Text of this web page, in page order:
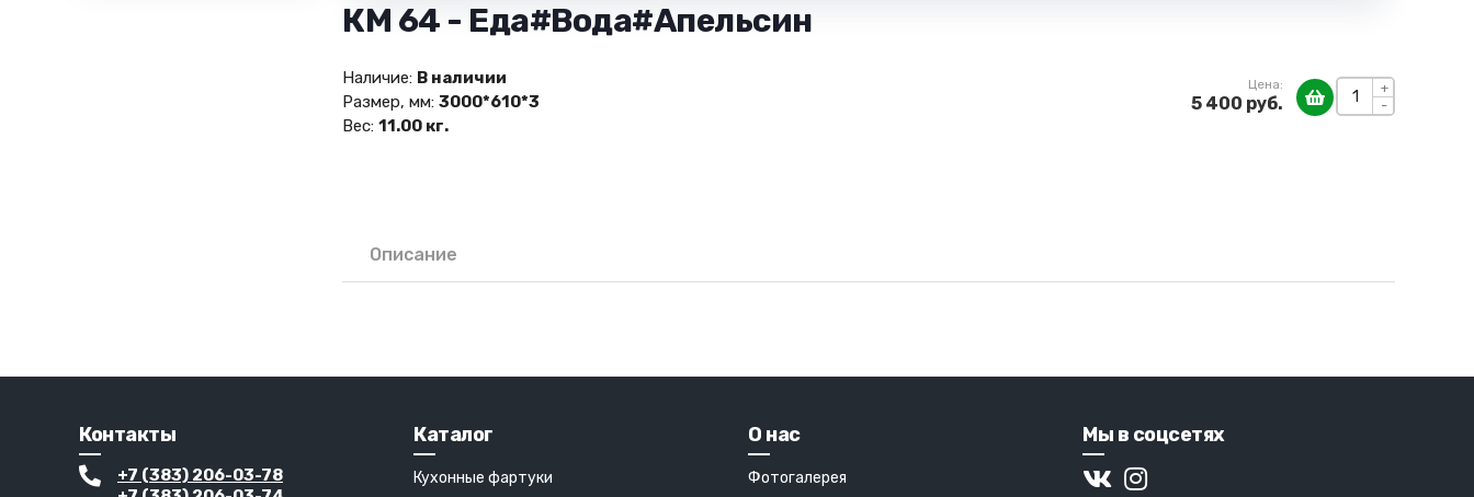
КМ 64 - Еда#Вода#Апельсин
+
-
Цена:
5 400 руб.
Наличие: В наличии
Размер, мм: 3000*610*3
Вес: 11.00 кг.
Описание
Контакты
+7 (383) 206-03-78
Каталог
Кухонные фартуки
О нас
Фотогалерея
Мы в соцсетях